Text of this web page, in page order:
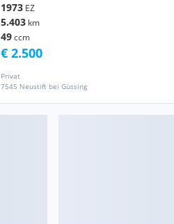
1973 EZ
5.403 km
49ccm
Privat
7545 Neustift bei Güssing
€ 2.500